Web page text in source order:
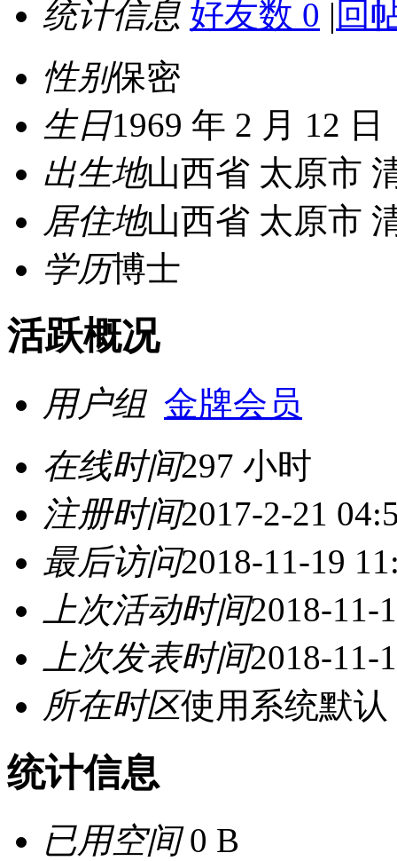
统计信息 好友数 0 | 回
性别保密
生日1969 年 2 月 12 日
出生地山西省 太原市
居住地山西省 太原市
学历博士
活跃概况
用户组 金牌会员
在线时间297 小时
注册时间2017-2-21
最后访问2018-11-19
上次活动时间2018-11-
上次发表时间2018-11-
所在时区使用系统默认
统计信息
已用空间0 B